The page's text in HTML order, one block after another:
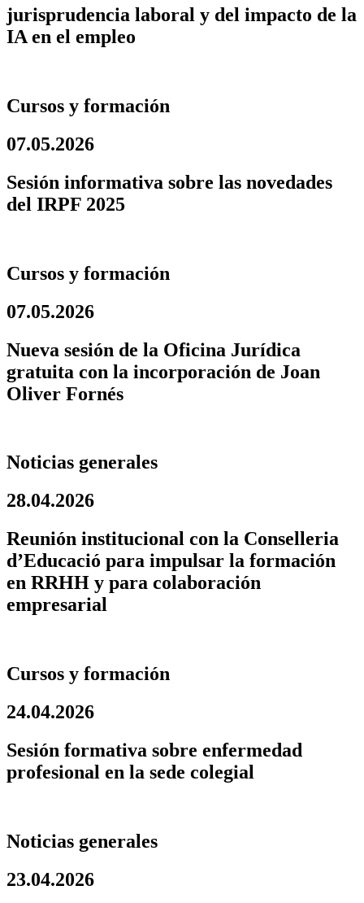
jurisprudencia laboral y del impacto de la
IA en el empleo
Cursos y formación
07.05.2026
Sesión informativa sobre las novedades
del IRPF 2025
Cursos y formación
07.05.2026
Nueva sesión de la Oficina Jurídica
gratuita con la incorporación de Joan
Oliver Fornés
Noticias generales
28.04.2026
Reunión institucional con la Conselleria
d’Educació para impulsar la formación
en RRHH y para colaboración
empresarial
Cursos y formación
24.04.2026
Sesión formativa sobre enfermedad
profesional en la sede colegial
Noticias generales
23.04.2026